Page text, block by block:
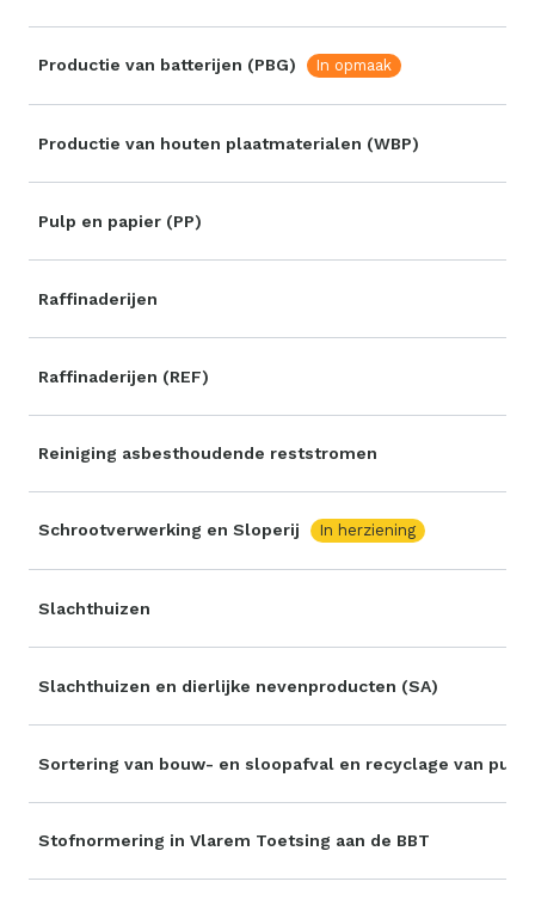
Productie van batterijen (PBG) In opmaak
Productie van houten plaatmaterialen (WBP)
Pulp en papier (PP)
Raffinaderijen
Raffinaderijen (REF)
Reiniging asbesthoudende reststromen
Schrootverwerking en Sloperij In herziening
Slachthuizen
Slachthuizen en dierlijke nevenproducten (SA)
Sortering van bouw- en sloopafval en recyclage van puin
Stofnormering in Vlarem Toetsing aan de BBT